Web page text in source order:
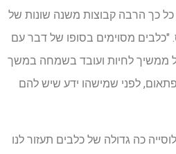
כך הרבה קבוצות משנה שונות של
"כלבים מסוימים בסופו של דבר עם
ממשיך לחיות ועובד בשמחה במשך
לפני שמישהו ידע שיש להם
כה גדולה של כלבים תעזור לנו